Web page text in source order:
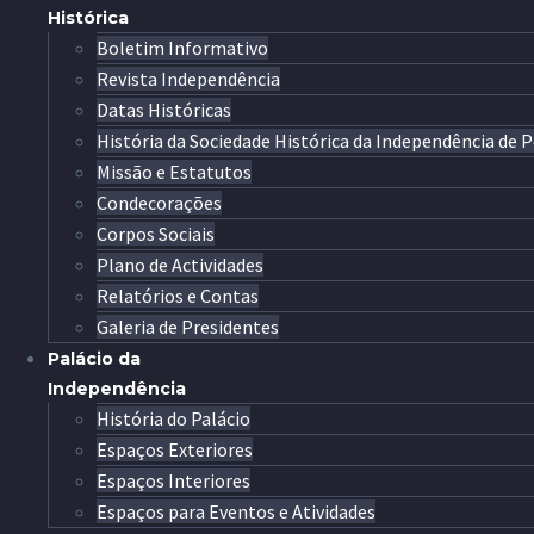
Histórica
Boletim Informativo
Revista Independência
Datas Históricas
História da Sociedade Histórica da Independência de
Missão e Estatutos
Condecorações
Corpos Sociais
Plano de Actividades
Relatórios e Contas
Galeria de Presidentes
Palácio da
Independência
História do Palácio
Espaços Exteriores
Espaços Interiores
Espaços para Eventos e Atividades